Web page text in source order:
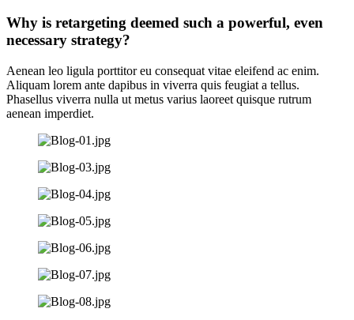
Why is retargeting deemed such a powerful, even
necessary strategy?
Aenean leo ligula porttitor eu consequat vitae eleifend ac enim.
Aliquam lorem ante dapibus in viverra quis feugiat a tellus.
Phasellus viverra nulla ut metus varius laoreet quisque rutrum
aenean imperdiet.